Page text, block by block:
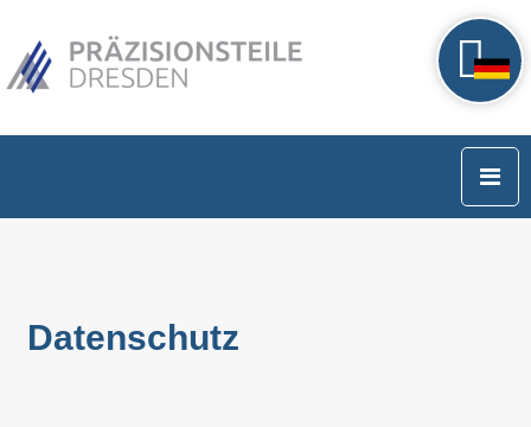
Datenschutz